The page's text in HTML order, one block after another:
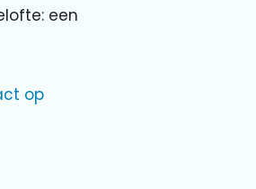
een
op